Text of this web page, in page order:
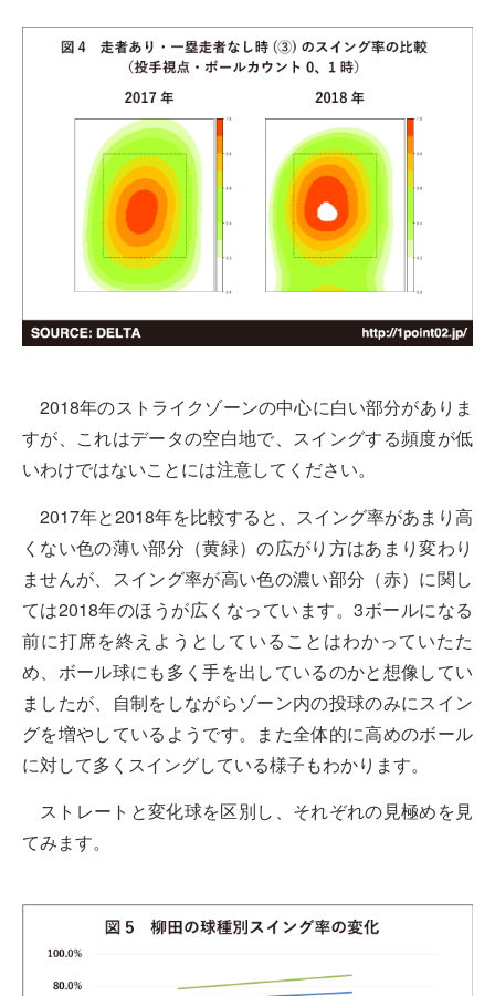
2018年のストライクゾーンの中心に白い部分がありま
すが、これはデータの空白地で、スイングする頻度が低
いわけではないことには注意してください。
2017年と2018年を比較すると、スイング率があまり高
くない色の薄い部分（黄緑）の広がり方はあまり変わり
ませんが、スイング率が高い色の濃い部分（赤）に関し
ては2018年のほうが広くなっています。3ボールになる
前に打席を終えようとしていることはわかっていたた
め、ボール球にも多く手を出しているのかと想像してい
ましたが、自制をしながらゾーン内の投球のみにスイン
グを増やしているようです。また全体的に高めのボール
に対して多くスイングしている様子もわかります。
ストレートと変化球を区別し、それぞれの見極めを見
てみます。